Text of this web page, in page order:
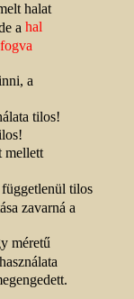
halat
a hal
a
tilos!
mellett
tilos
zavarná a
méretű